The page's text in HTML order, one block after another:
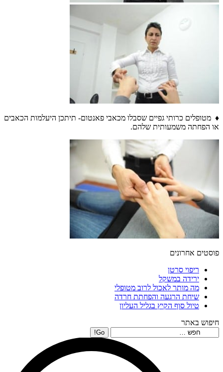
♦ מטופלים כרותי גפיים שסבלו מכאבי פאנטום- תיתכן היעלמות הכאבים
או הפחתה משמעותית שלהם.
פוסטים אחרונים
ריפוי סרטן
ירידה במשקל
מה מותר לאכול לרוב מטופלי
שיחת הרגעה והפחתת חרדה
טיול סוף הקיץ בגליל העליון
חיפוש באתר
Search: